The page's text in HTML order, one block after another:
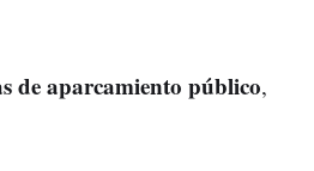
de aparcamiento público,